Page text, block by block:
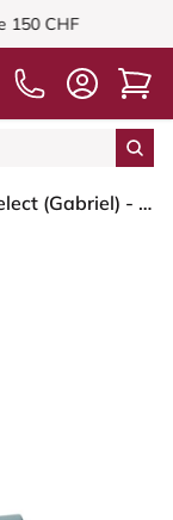
CHF
HÅG Capisco 8106 - Select (Gabriel) - Laine / Polyamide - SC67098 - Glacier blue - Moss Grey - 265 mm (hauteur d’assise 53–79 cm) - Roues souples pour sols durs